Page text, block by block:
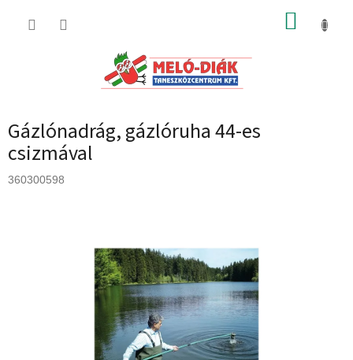
KOSÁR
Gázlónadrág, gázlóruha 44-es
csizmával
360300598